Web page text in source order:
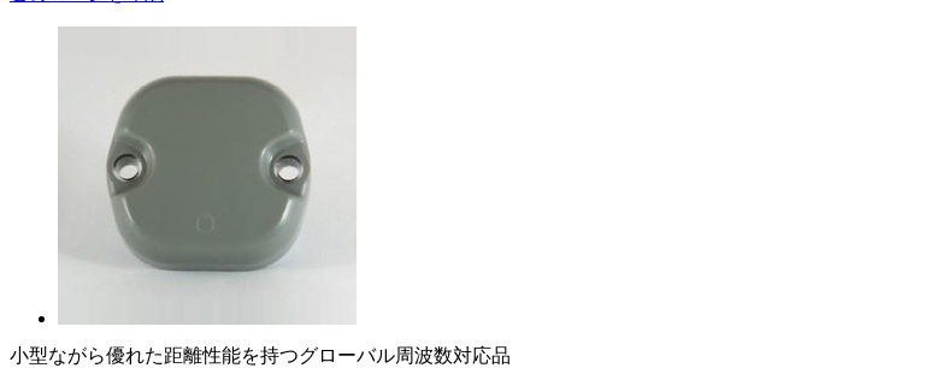
小型ながら優れた距離性能を持つグローバル周波数対応品